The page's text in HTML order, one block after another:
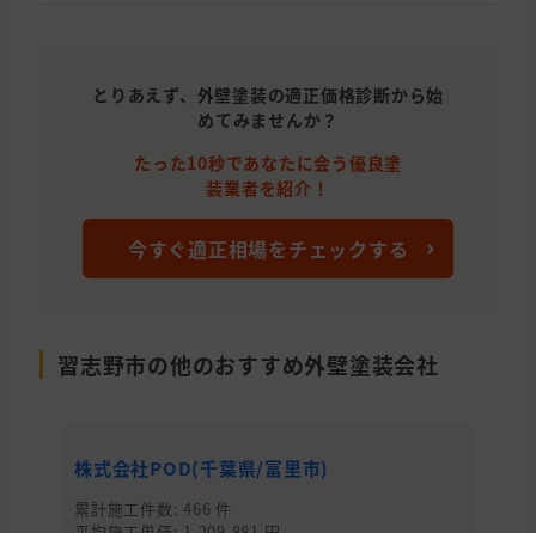
とりあえず、外壁塗装の適正価格診断から始
めてみませんか？
たった10秒であなたに会う優良塗
装業者を紹介！
今すぐ適正相場をチェックする
習志野市の他のおすすめ外壁塗装会社
株式会社POD(千葉県/富里市)
累計施工件数: 466 件